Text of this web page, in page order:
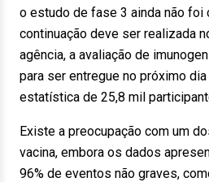
o estudo de fase 3 ainda não foi
continuação deve ser realizada
agência, a avaliação de
para ser entregue no próximo
estatística de 25,8 mil
Existe a preocupação com um
vacina, embora os dados
96% de eventos não graves,